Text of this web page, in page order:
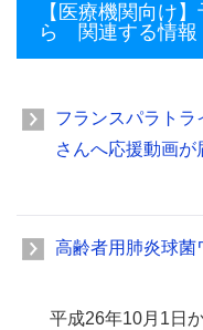
【医療機関向け
ら 関連する情報
フランスパラトラ
さんへ応援動画が
高齢者用肺炎球菌
平成26年10月1日